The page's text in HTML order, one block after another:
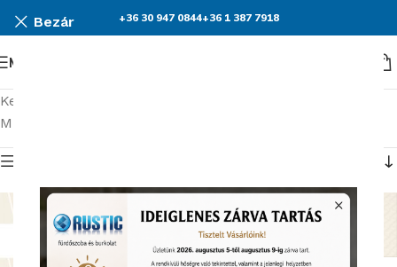
Bezár +36 30 947 0844+36 1 387 7918
Menü
Kezdőlap
Mind a(z) 7 találat megjelenítve